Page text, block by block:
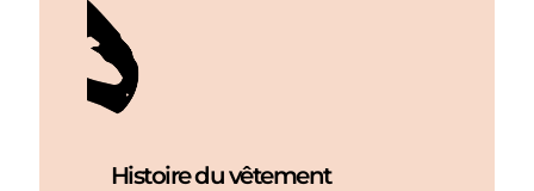
Histoire du vêtement